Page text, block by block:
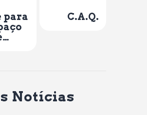
para
C.A.Q.
Notícias